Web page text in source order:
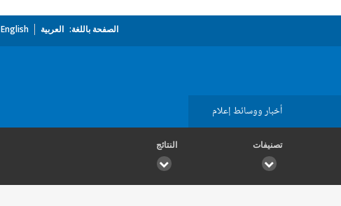
الصفحة باللغة: العربية English
أخبار ووسائط إعلام
تصنيفات النتائج